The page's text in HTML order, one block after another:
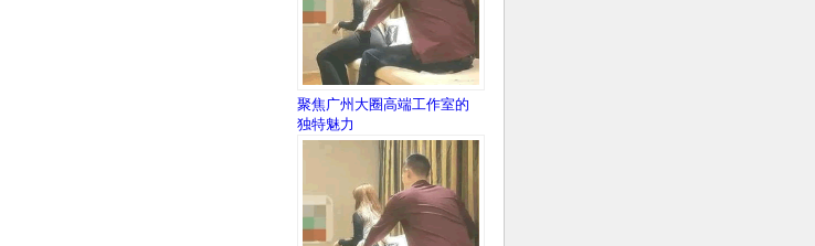
聚焦广州大圈高端工作室的
独特魅力